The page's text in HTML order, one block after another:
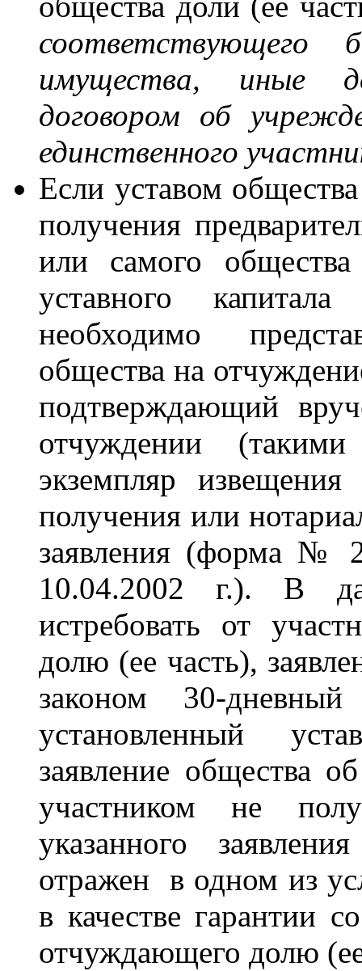
соответствующего
имущества, иные
договором об
единственного
Если уставом
получения
или самого
уставного
необходимо
общества на
подтверждающий
отчуждении
экземпляр
получения или
заявления (форма
10.04.2002 г.). В
истребовать от
долю (ее часть),
законом 30-
установленный
заявление общества
участником не
указанного
отражен в одном из
в качестве гарантии
отчуждающего долю